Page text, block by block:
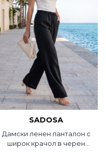
SADOSA
Дамски ленен панталон с
широк крачол в черен